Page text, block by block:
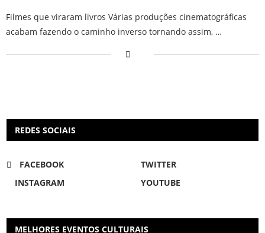
Filmes que viraram livros Várias produções cinematográficas
acabam fazendo o caminho inverso tornando assim, …
REDES SOCIAIS
FACEBOOK
TWITTER
INSTAGRAM
YOUTUBE
MELHORES EVENTOS CULTURAIS